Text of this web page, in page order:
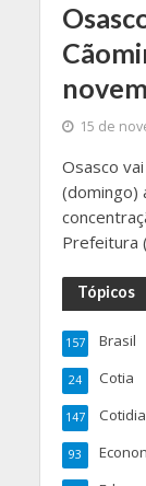
15 de
Osasco
(domingo)
Prefeitura
Tópicos
Brasil
157
Cotia
24
147
93